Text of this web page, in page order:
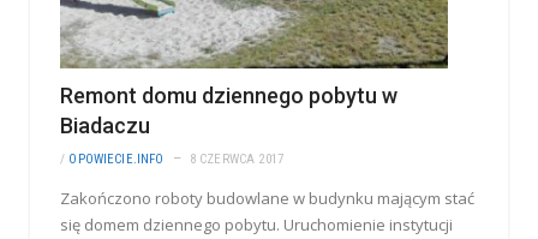
Remont domu dziennego pobytu w
Biadaczu
/ OPOWIECIE.INFO 8 CZERWCA 2017
Zakończono roboty budowlane w budynku mającym stać
się domem dziennego pobytu. Uruchomienie instytucji